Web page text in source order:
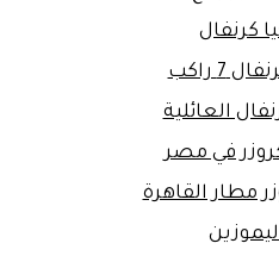
كرنفال
7 راكب
العائلية
كروزر في مصر
مطار القاهرة
ليموزين